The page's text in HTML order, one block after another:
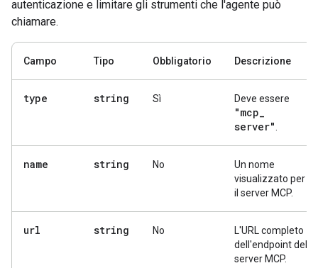
autenticazione e limitare gli strumenti che l'agente può
chiamare.
Campo Tipo Obbligatorio Descrizione
type string Sì Deve essere
"mcp_
server"
name string No
Un nome
visualizzato per
il server MCP.
url string No
L'URL completo
dell'endpoint del
server MCP.